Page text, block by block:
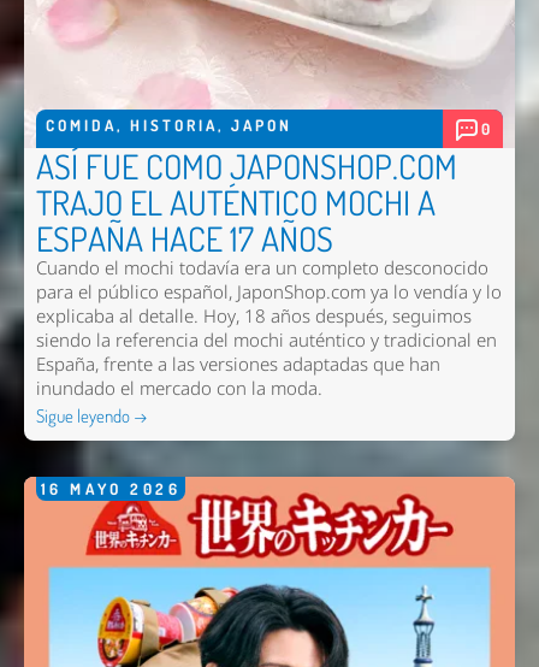
COMIDA, HISTORIA, JAPON 0
ASÍ FUE COMO JAPONSHOP.COM
TRAJO EL AUTÉNTICO MOCHI A
ESPAÑA HACE 17 AÑOS
Cuando el mochi todavía era un completo desconocido
para el público español, JaponShop.com ya lo vendía y lo
explicaba al detalle. Hoy, 18 años después, seguimos
siendo la referencia del mochi auténtico y tradicional en
España, frente a las versiones adaptadas que han
inundado el mercado con la moda.
Sigue leyendo →
16 MAYO 2026